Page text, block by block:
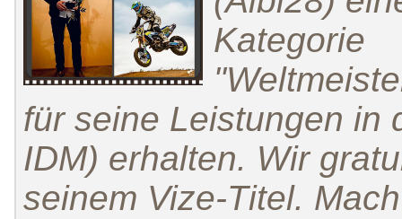
Kategorie
für seine Leistungen in
IDM) erhalten. Wir
seinem Vize-Titel.